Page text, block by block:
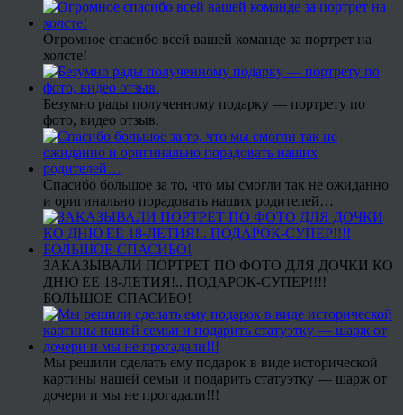
Огромное спасибо всей вашей команде за портрет на
холсте!
Безумно рады полученному подарку — портрету по
фото, видео отзыв.
Спасибо большое за то, что мы смогли так не ожиданно
и оригинально порадовать наших родителей…
ЗАКАЗЫВАЛИ ПОРТРЕТ ПО ФОТО ДЛЯ ДОЧКИ КО
ДНЮ ЕЕ 18-ЛЕТИЯ!.. ПОДАРОК-СУПЕР!!!!
БОЛЬШОЕ СПАСИБО!
Мы решили сделать ему подарок в виде исторической
картины нашей семьи и подарить статуэтку — шарж от
дочери и мы не прогадали!!!